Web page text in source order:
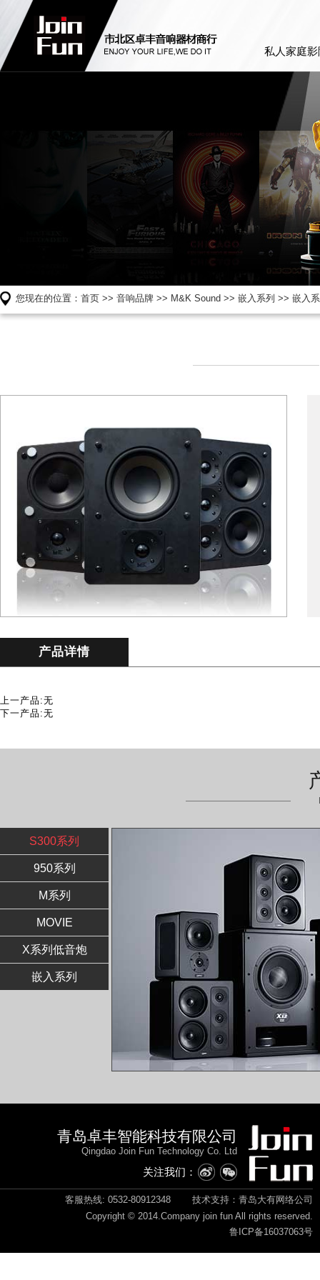
私人家庭影
您现在的位置： 首页 >> 音响品牌 >> M&K Sound >> 嵌入系列 >> 嵌入
产品详情
上一产品:无
下一产品:无
S300系列
950系列
M系列
MOVIE
X系列低音炮
嵌入系列
青岛卓丰智能科技有限公司
Qingdao Join Fun Technology Co. Ltd
关注我们：
客服热线: 0532-80912348
技术支持：青岛大有网络公司
Copyright © 2014.Company join fun All rights reserved.
鲁ICP备16037063号